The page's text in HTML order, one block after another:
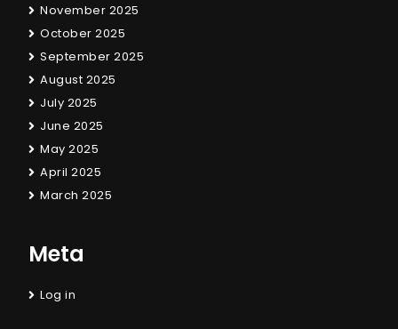
November 2025
October 2025
September 2025
August 2025
July 2025
June 2025
May 2025
April 2025
March 2025
Meta
Log in